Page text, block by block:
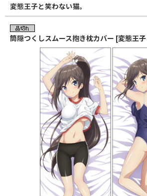
変態王子と笑わない猫。
筒隠つくしスムース抱き枕カバー [変態王